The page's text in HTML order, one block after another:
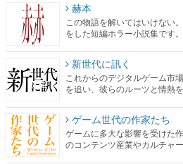
赫本
この物語を解いてはいけない
をした短編ホラー小説集です。
新世代に訊く
これからのデジタルゲーム市
を追い、彼らのルーツと情熱
ゲーム世代の作家たち
ゲームに多大な影響を受けた
のコンテンツ産業やカルチャ